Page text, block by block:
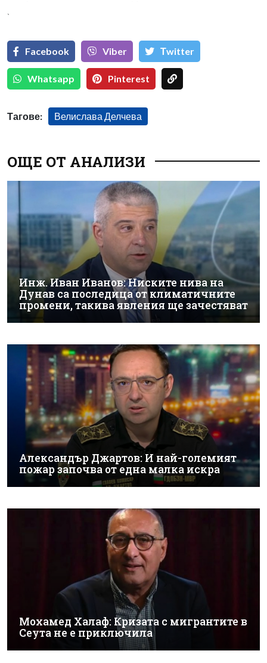
`
Facebook Viber Тwitter
Whatsapp Pinterest
Тагове: Велислава Делчева
ОЩЕ ОТ АНАЛИЗИ
Инж. Иван Иванов: Ниските нива на
Дунав са последица от климатичните
промени, такива явления ще зачестяват
Александър Джартов: И най-големият
пожар започва от една малка искра
Мохамед Халаф: Кризата с мигрантите в
Сеута не е приключила